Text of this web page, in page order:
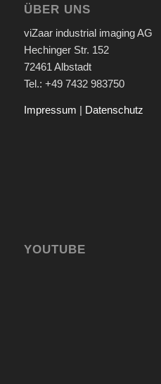
ÜBER UNS
viZaar industrial imaging AG
Hechinger Str. 152
72461 Albstadt
Tel.: +49 7432 983750
Impressum | Datenschutz
YOUTUBE